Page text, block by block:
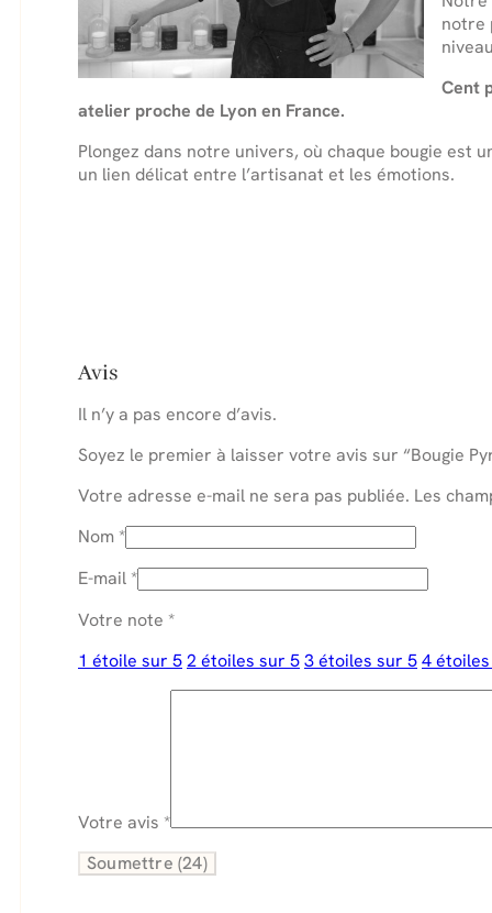
notre
Cent
atelier proche de Lyon en France.
Plongez dans notre univers, où chaque bougie est
un lien délicat entre l’artisanat et les émotions.
Avis
Il n’y a pas encore d’avis.
Soyez le premier à laisser votre avis sur “Bougie
Votre adresse e-mail ne sera pas publiée. Les
Nom*
E-mail*
Votre note *
1 étoile sur 52 étoiles sur 53 étoiles sur 54
Votre avis *